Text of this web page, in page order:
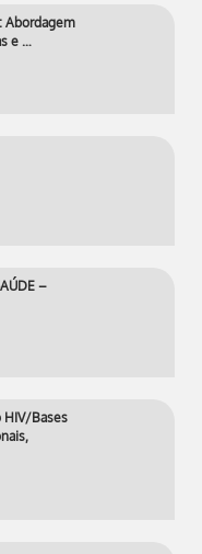
Abordagem
e …
–
HIV/Bases